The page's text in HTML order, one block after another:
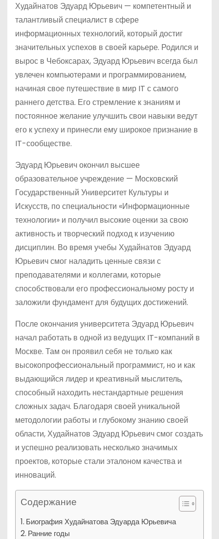
Худайнатов Эдуард Юрьевич — компетентный и
талантливый специалист в сфере
информационных технологий, который достиг
значительных успехов в своей карьере. Родился и
вырос в Чебоксарах, Эдуард Юрьевич всегда был
увлечен компьютерами и программированием,
начиная свое путешествие в мир IT с самого
раннего детства. Его стремление к знаниям и
постоянное желание улучшить свои навыки ведут
его к успеху и принесли ему широкое признание в
IT-сообществе.
Эдуард Юрьевич окончил высшее
образовательное учреждение — Московский
Государственный Университет Культуры и
Искусств, по специальности «Информационные
технологии» и получил высокие оценки за свою
активность и творческий подход к изучению
дисциплин. Во время учебы Худайнатов Эдуард
Юрьевич смог наладить ценные связи с
преподавателями и коллегами, которые
способствовали его профессиональному росту и
заложили фундамент для будущих достижений.
После окончания университета Эдуард Юрьевич
начал работать в одной из ведущих IT-компаний в
Москве. Там он проявил себя не только как
высокопрофессиональный программист, но и как
выдающийся лидер и креативный мыслитель,
способный находить нестандартные решения
сложных задач. Благодаря своей уникальной
методологии работы и глубокому знанию своей
области, Худайнатов Эдуард Юрьевич смог создать
и успешно реализовать несколько значимых
проектов, которые стали эталоном качества и
инноваций.
Содержание
Биография Худайнатова Эдуарда Юрьевича
Ранние годы